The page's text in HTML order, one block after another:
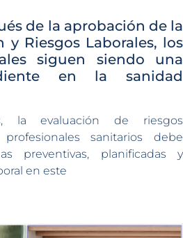
de la aprobación de la
y Riesgos Laborales, los
siguen siendo una
en la sanidad
la evaluación de riesgos
sanitarios debe
preventivas, planificadas y
en este